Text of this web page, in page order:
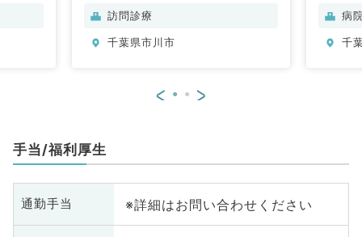
脳神経外科、呼吸器外科、心臓血
環器内科、呼吸器内科、消化器内
全般、一般外科、消化器外科、乳
訪問診療
千葉県市川市
病
千
< >
手当/福利厚生
通勤手当 ※詳細はお問い合わせください